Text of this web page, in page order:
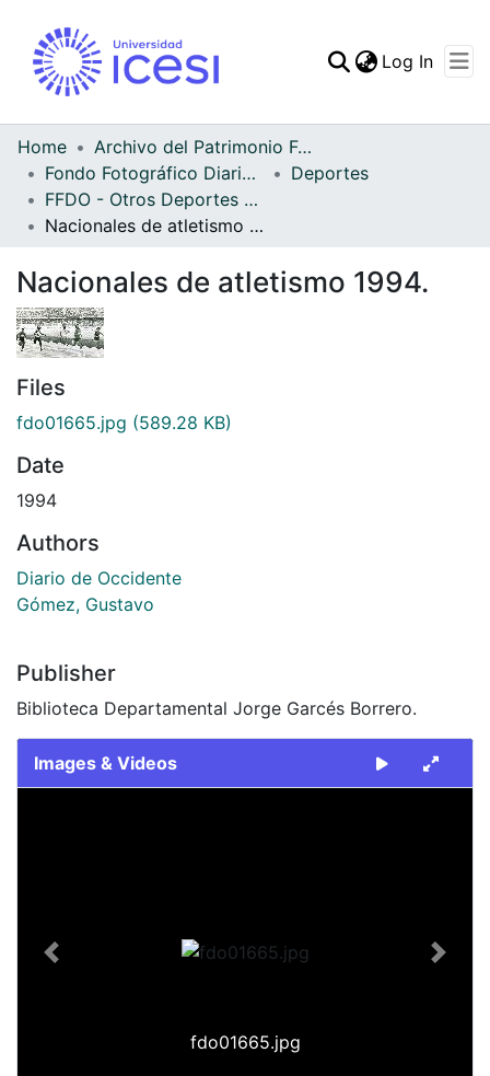
Statistics
Log In
Home
Archivo del Patrimonio Fotográfico y Fílmico del Valle del Cauca
Fondo Fotográfico Diario Occidente
Deportes
FFDO - Otros Deportes - Patrimonial
Nacionales de atletismo 1994.
Nacionales de atletismo 1994.
Files
fdo01665.jpg (589.28 KB)
Date
1994
Authors
Diario de Occidente
Gómez, Gustavo
Publisher
Biblioteca Departamental Jorge Garcés Borrero.
Images & Videos
fdo01665.jpg
Previous Next